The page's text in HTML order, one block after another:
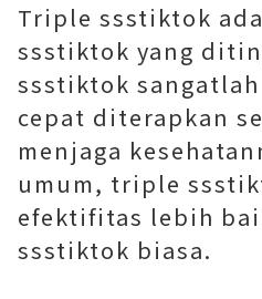
Triple ssstiktok
ssstiktok yang
ssstiktok
cepat diterapkan
menjaga
umum, triple
efektifitas lebih
ssstiktok biasa.